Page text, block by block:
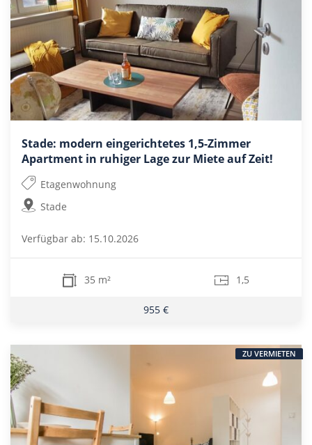
Stade: modern eingerichtetes 1,5-Zimmer
Apartment in ruhiger Lage zur Miete auf Zeit!
Etagenwohnung
Stade
Verfügbar ab: 15.10.2026
35 m² 1,5
955 €
ZU VERMIETEN